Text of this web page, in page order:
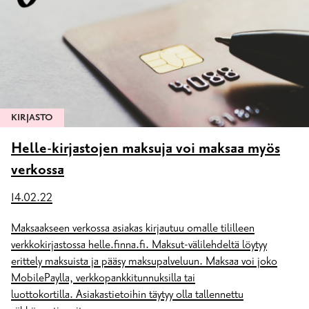
KIRJASTO
Helle-kirjastojen maksuja voi maksaa myös
verkossa
14.02.22
Maksaakseen verkossa asiakas kirjautuu omalle tililleen
verkkokirjastossa helle.finna.fi. Maksut-välilehdeltä löytyy
erittely maksuista ja pääsy maksupalveluun. Maksaa voi joko
MobilePaylla, verkkopankkitunnuksilla tai
luottokortilla. Asiakastietoihin täytyy olla tallennettu